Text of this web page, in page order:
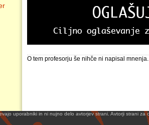
O tem profesorju še nihče ni napisal mnenja.
uporabniki in ni nujno delo avtorjev strani. Avtorji strani